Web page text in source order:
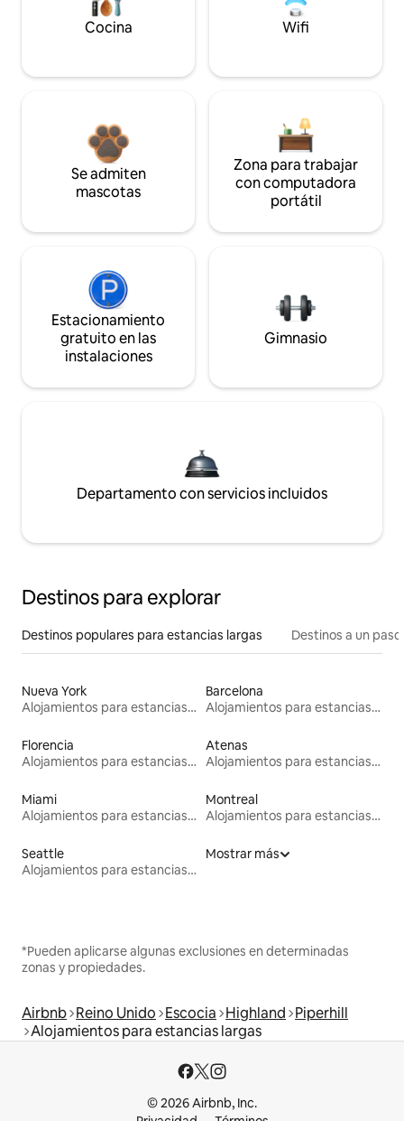
Cocina Wifi
Se admiten
mascotas
Zona para trabajar
con computadora
portátil
Estacionamiento
gratuito en las
instalaciones
Gimnasio
Departamento con servicios incluidos
Destinos para explorar
Destinos populares para estancias largas Destinos a un
Nueva York
Alojamientos para estancias largas
Barcelona
Alojamientos para estancias largas
Florencia
Alojamientos para estancias largas
Atenas
Alojamientos para estancias largas
Miami
Alojamientos para estancias largas
Montreal
Alojamientos para estancias largas
Seattle
Alojamientos para estancias largas
Mostrar más
*Pueden aplicarse algunas exclusiones en determinadas
zonas y propiedades.
Airbnb Reino Unido Escocia Highland Piperhill
Alojamientos para estancias largas
© 2026 Airbnb, Inc.